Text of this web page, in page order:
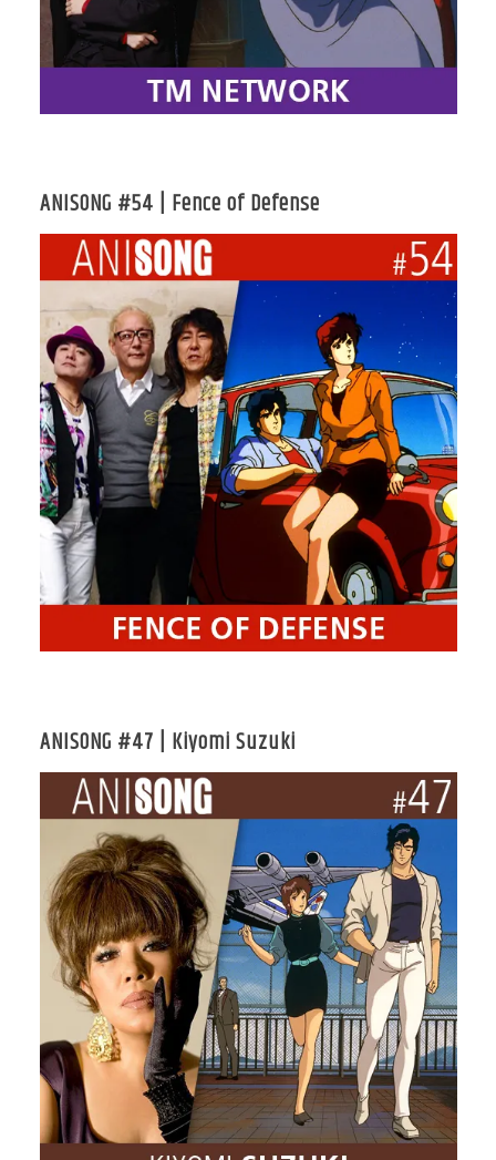
ANISONG #54 | Fence of Defense
ANISONG #47 | Kiyomi Suzuki